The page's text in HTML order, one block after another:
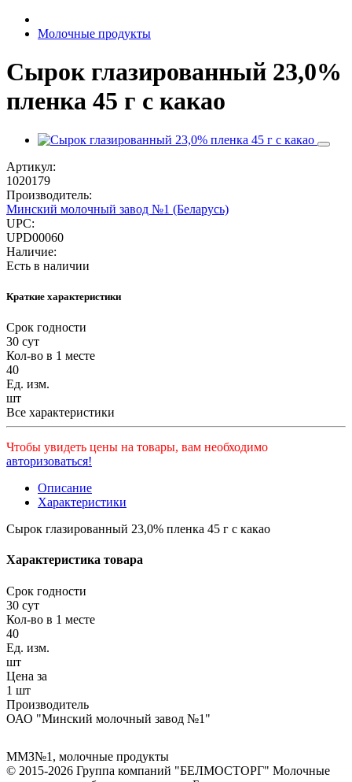
Молочные продукты
Сырок глазированный 23,0%
пленка 45 г с какао
Артикул:
1020179
Производитель:
Минский молочный завод №1 (Беларусь)
UPC:
UPD00060
Наличие:
Есть в наличии
Краткие характеристики
Срок годности
30 сут
Кол-во в 1 месте
40
Ед. изм.
шт
Все характеристики
Чтобы увидеть цены на товары, вам необходимо
авторизоваться!
Описание
Характеристики
Сырок глазированный 23,0% пленка 45 г с какао
Характеристика товара
Срок годности
30 сут
Кол-во в 1 месте
40
Ед. изм.
шт
Цена за
1 шт
Производитель
ОАО "Минский молочный завод №1"
ММЗ№1 , молочные продукты
© 2015-2026 Группа компаний "БЕЛМОСТОРГ" Молочные